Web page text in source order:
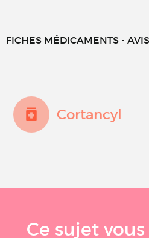
FICHES MÉDICAMENTS -
Cortancyl
Ce sujet